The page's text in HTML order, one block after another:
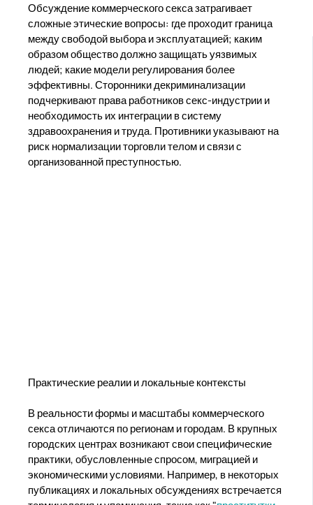
Обсуждение коммерческого секса затрагивает
сложные этические вопросы: где проходит граница
между свободой выбора и эксплуатацией; каким
образом общество должно защищать уязвимых
людей; какие модели регулирования более
эффективны. Сторонники декриминализации
подчеркивают права работников секс-индустрии и
необходимость их интеграции в систему
здравоохранения и труда. Противники указывают на
риск нормализации торговли телом и связи с
организованной преступностью.
Практические реалии и локальные контексты
В реальности формы и масштабы коммерческого
секса отличаются по регионам и городам. В крупных
городских центрах возникают свои специфические
практики, обусловленные спросом, миграцией и
экономическими условиями. Например, в некоторых
публикациях и локальных обсуждениях встречается